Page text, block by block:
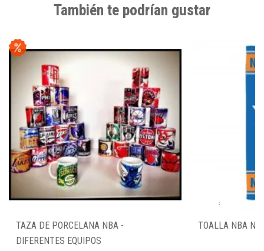
También te podrían gustar
TAZA DE PORCELANA NBA -
DIFERENTES EQUIPOS
TOALLA NBA